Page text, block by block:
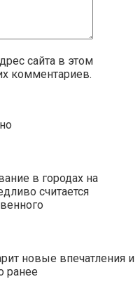
сайта в этом
комментариев.
в городах на
считается
новые впечатления и
ранее